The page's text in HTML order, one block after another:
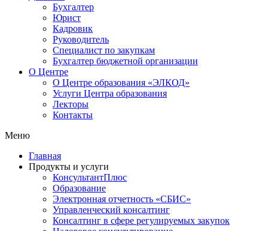
Бухгалтер
Юрист
Кадровик
Руководитель
Специалист по закупкам
Бухгалтер бюджетной организации
О Центре
О Центре образования «ЭЛКОД»
Услуги Центра образования
Лекторы
Контакты
Меню
Главная
Продукты и услуги
КонсультантПлюс
Образование
Электронная отчетность «СБИС»
Управленческий консалтинг
Консалтинг в сфере регулируемых закупок